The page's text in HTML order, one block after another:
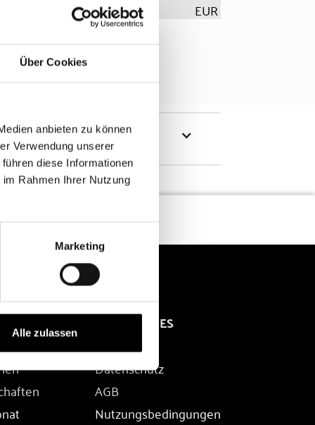
Über Cookies
anbieten zu können
Verwendung unserer
diese Informationen
Rahmen Ihrer Nutzung
Marketing
Alle zulassen
EUR
RECHTLICHES
Impressum
Datenschutz
AGB
Nutzungsbedingungen